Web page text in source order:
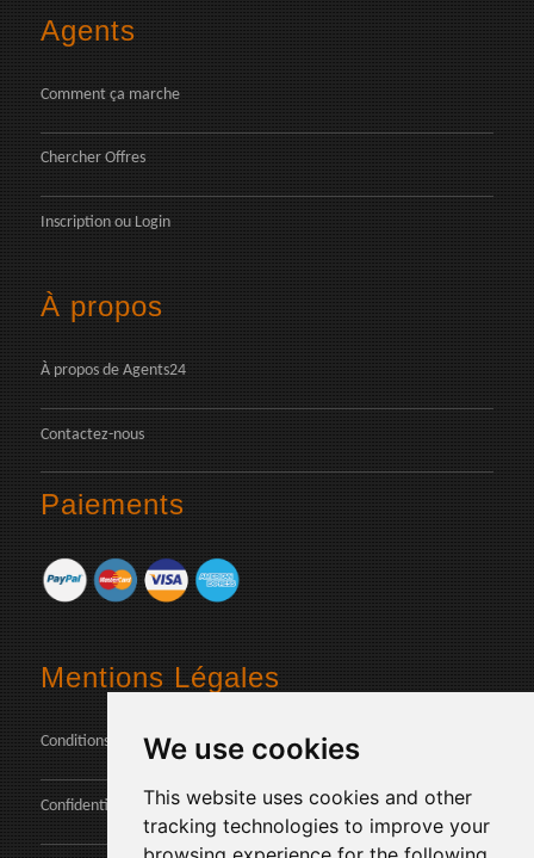
We use cookies
This website uses cookies and other
tracking technologies to improve your
Agents
Comment ça marche
Chercher Offres
Inscription ou Login
À propos
À propos de Agents24
Contactez-nous
Paiements
Mentions Légales
Conditions
Confidentialité des données